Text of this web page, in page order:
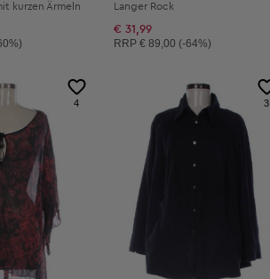
kurzen Ärmeln Langer Rock
€ 31,99
Unverbindliche Preisempfehlung:
RRP€ 89,00 (-64%)
4 3